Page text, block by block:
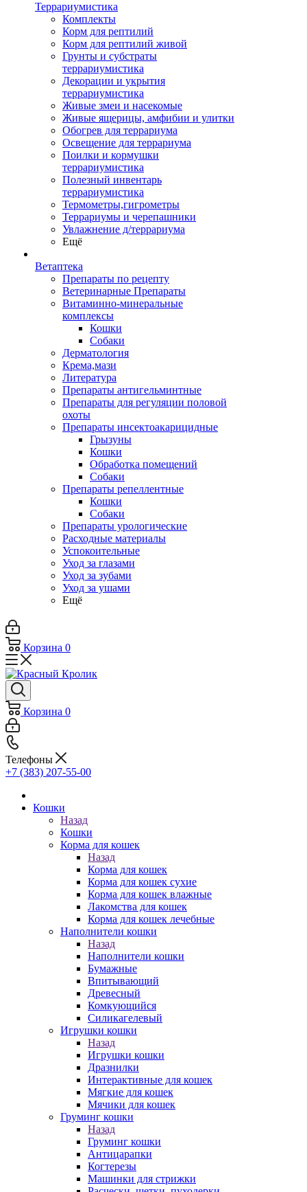
Террариумистика
Комплекты
Корм для рептилий
Корм для рептилий живой
Грунты и субстраты
террариумистика
Декорации и укрытия
террариумистика
Живые змеи и насекомые
Живые ящерицы, амфибии и улитки
Обогрев для террариума
Освещение для террариума
Поилки и кормушки
террариумистика
Полезный инвентарь
террариумистика
Термометры,гигрометры
Террариумы и черепашники
Увлажнение д/террариума
Ещё
Ветаптека
Препараты по рецепту
Ветеринарные Препараты
Витаминно-минеральные
комплексы
Кошки
Собаки
Дерматология
Крема,мази
Литература
Препараты антигельминтные
Препараты для регуляции половой
охоты
Препараты инсектоакарицидные
Грызуны
Кошки
Обработка помещений
Собаки
Препараты репеллентные
Кошки
Собаки
Препараты урологические
Расходные материалы
Успокоительные
Уход за глазами
Уход за зубами
Уход за ушами
Ещё
Корзина 0
Корзина 0
Телефоны
+7 (383) 207-55-00
Кошки
Назад
Кошки
Корма для кошек
Назад
Корма для кошек
Корма для кошек сухие
Корма для кошек влажные
Лакомства для кошек
Корма для кошек лечебные
Наполнители кошки
Назад
Наполнители кошки
Бумажные
Впитывающий
Древесный
Комкующийся
Силикагелевый
Игрушки кошки
Назад
Игрушки кошки
Дразнилки
Интерактивные для кошек
Мягкие для кошек
Мячики для кошек
Груминг кошки
Назад
Груминг кошки
Антицарапки
Когтерезы
Машинки для стрижки